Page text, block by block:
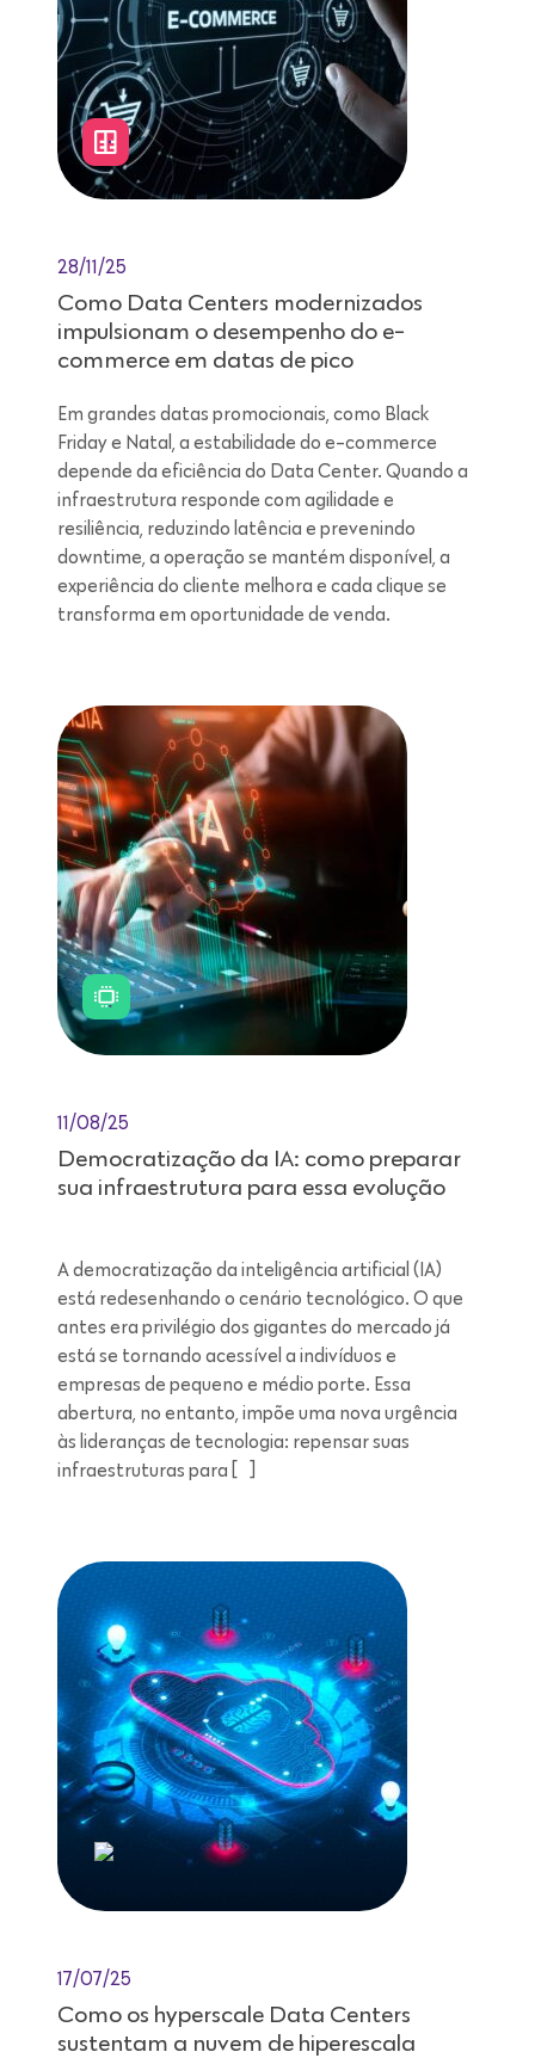
28/11/25
Como Data Centers modernizados
impulsionam o desempenho do e-
commerce em datas de pico
Em grandes datas promocionais, como Black
Friday e Natal, a estabilidade do e-commerce
depende da eficiência do Data Center. Quando a
infraestrutura responde com agilidade e
resiliência, reduzindo latência e prevenindo
downtime, a operação se mantém disponível, a
experiência do cliente melhora e cada clique se
transforma em oportunidade de venda.
11/08/25
Democratização da IA: como preparar
sua infraestrutura para essa evolução
A democratização da inteligência artificial (IA)
está redesenhando o cenário tecnológico. O que
antes era privilégio dos gigantes do mercado já
está se tornando acessível a indivíduos e
empresas de pequeno e médio porte. Essa
abertura, no entanto, impõe uma nova urgência
às lideranças de tecnologia: repensar suas
infraestruturas para […]
17/07/25
Como os hyperscale Data Centers
sustentam a nuvem de hiperescala